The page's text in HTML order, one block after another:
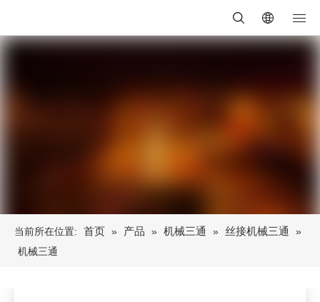
当前所在位置: 首页 » 产品 » 机械三通 » 丝接机械三通
»
机械三通